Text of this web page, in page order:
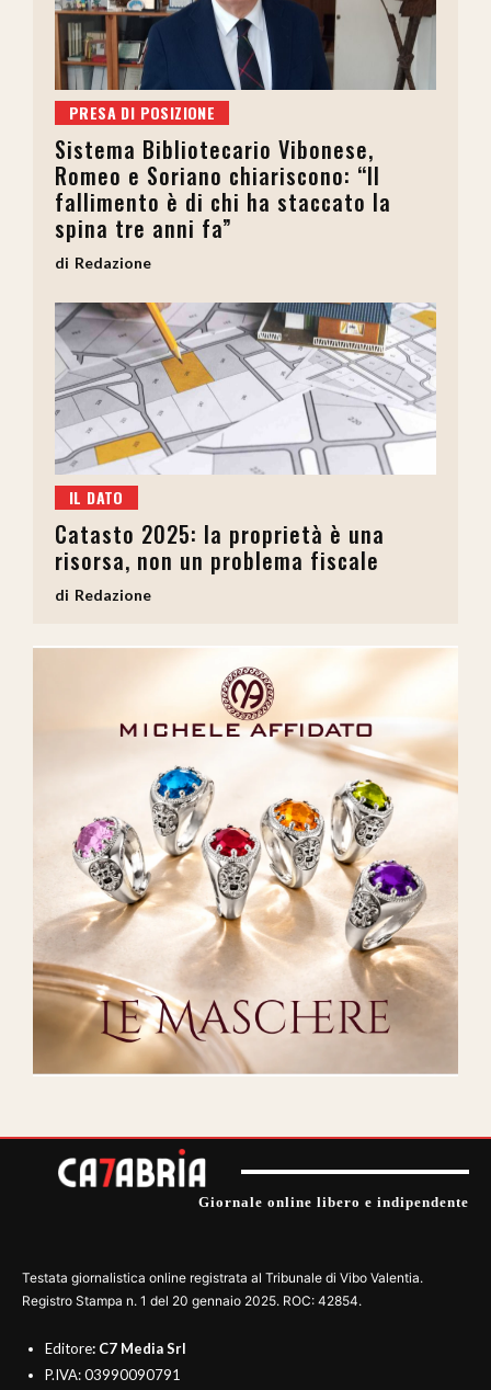
PRESA DI POSIZIONE
Sistema Bibliotecario Vibonese,
Romeo e Soriano chiariscono: “Il
fallimento è di chi ha staccato la
spina tre anni fa”
Redazione
IL DATO
Catasto 2025: la proprietà è una
risorsa, non un problema fiscale
Redazione
Giornale online libero e indipendente
Testata giornalistica online registrata al Tribunale di Vibo Valentia.
Registro Stampa n. 1 del 20 gennaio 2025. ROC: 42854.
Editore: C7 Media Srl
P.IVA: 03990090791